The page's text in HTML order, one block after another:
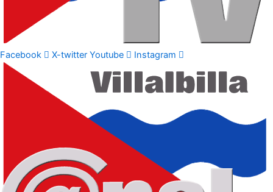
Facebook X-twitter Youtube Instagram